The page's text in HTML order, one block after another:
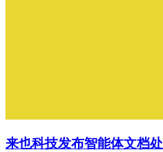
来也科技发布智能体文档